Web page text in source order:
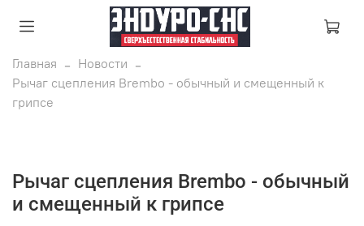
Главная
Новости
Рычаг сцепления Brembo - обычный и смещенный к
грипсе
Рычаг сцепления Brembo - обычный
и смещенный к грипсе